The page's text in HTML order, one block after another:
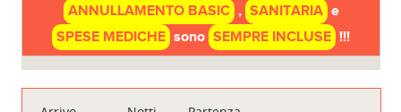
ANNULLAMENTO BASIC , SANITARIA e
SPESE MEDICHE sono SEMPRE INCLUSE !!!